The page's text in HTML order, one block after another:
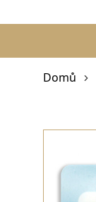
Domů